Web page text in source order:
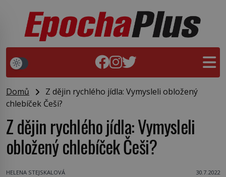
Domů
Z dějin rychlého jídla: Vymysleli obložený
chlebíček Češi?
Z dějin rychlého jídla: Vymysleli
obložený chlebíček Češi?
HELENA STEJSKALOVÁ 30.7.2022